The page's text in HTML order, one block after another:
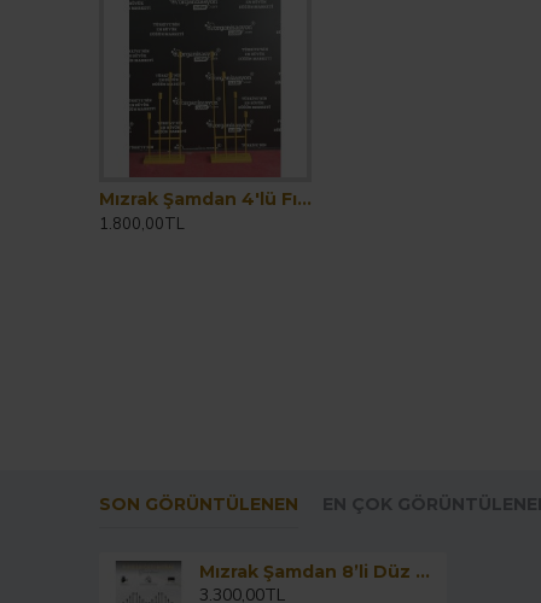
Mızrak Şamdan 4'lü Fırın Boya Gold Dekoratif Düğün Ekipmanları
1.800,00TL
SON GÖRÜNTÜLENEN EN ÇOK
Mızrak Şamdan 8’li Düz Kafa Merdiven Siyah 120 cm / Düğün Ekipmanları
3.300,00TL